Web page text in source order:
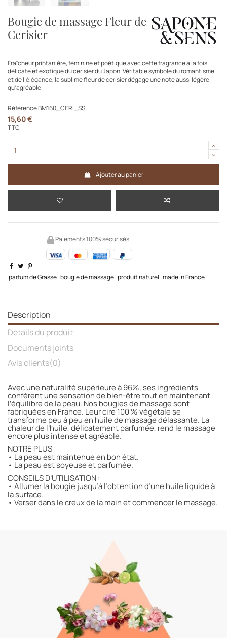
Bougie de massage Fleur de
Cerisier
Fraîcheur printanière, féminine et poétique avec cette fragrance à la fois
délicate et exotique du cerisier du Japon. Véritable symbole du romantisme
et de l’élégance, la sublime fleur de cerisier dégage une note aussi légère
qu’agréable.
RéférenceBM160_CERI_SS
15,60 €
TTC
Ajouter au panier
Paiements 100% sécurisés
parfum de Grasse bougie de massage produit naturel made in France
Description
Détails du produit
Documents joints
Avis clients(0)
Avec une naturalité supérieure à 96%, ses ingrédients
confèrent une sensation de bien-être tout en maintenant
l’équilibre de la peau. Nos bougies de massage sont
fabriquées en France. Leur cire 100 % végétale se
transforme peu à peu en huile de massage délassante. La
chaleur de l’huile, délicatement parfumée, rend le massage
encore plus intense et agréable.
NOTRE PLUS :
• La peau est maintenue en bon état.
• La peau est soyeuse et parfumée.
CONSEILS D’UTILISATION :
• Allumer la bougie jusqu’à l’obtention d’une huile liquide à
la surface.
• Verser dans le creux de la main et commencer le massage.